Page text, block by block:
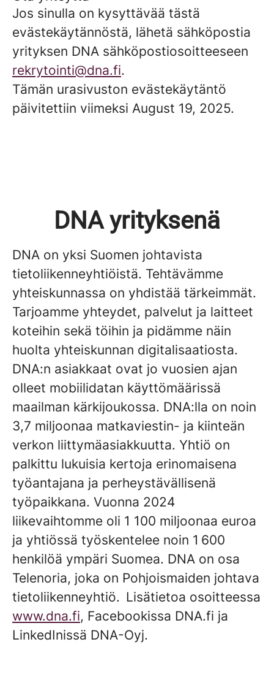
Jos sinulla on kysyttävää tästä
evästekäytännöstä, lähetä sähköpostia
yrityksen DNA sähköpostiosoitteeseen
rekrytointi@dna.fi.
Tämän urasivuston evästekäytäntö
päivitettiin viimeksi August 19, 2025.
DNA yrityksenä
DNA on yksi Suomen johtavista
tietoliikenneyhtiöistä. Tehtävämme
yhteiskunnassa on yhdistää tärkeimmät.
Tarjoamme yhteydet, palvelut ja laitteet
koteihin sekä töihin ja pidämme näin
huolta yhteiskunnan digitalisaatiosta.
DNA:n asiakkaat ovat jo vuosien ajan
olleet mobiilidatan käyttömäärissä
maailman kärkijoukossa. DNA:lla on noin
3,7 miljoonaa matkaviestin- ja kiinteän
verkon liittymäasiakkuutta. Yhtiö on
palkittu lukuisia kertoja erinomaisena
työantajana ja perheystävällisenä
työpaikkana. Vuonna 2024
liikevaihtomme oli 1 100 miljoonaa euroa
ja yhtiössä työskentelee noin 1 600
henkilöä ympäri Suomea. DNA on osa
Telenoria, joka on Pohjoismaiden johtava
tietoliikenneyhtiö. Lisätietoa osoitteessa
www.dna.fi, Facebookissa DNA.fi ja
LinkedInissä DNA-Oyj.